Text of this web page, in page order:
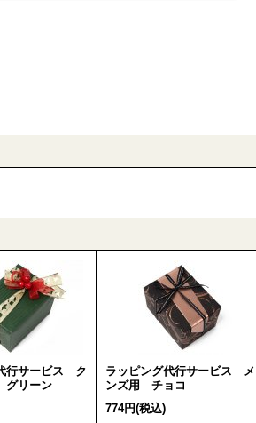
行サービス ク
グリーン
ラッピング代行サービス メ
ンズ用 チョコ
774円(税込)